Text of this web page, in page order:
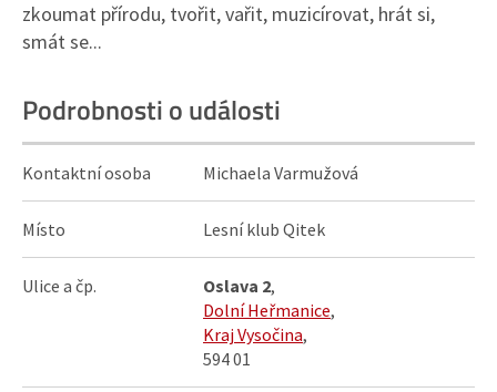
zkoumat přírodu, tvořit, vařit, muzicírovat, hrát si,
smát se...
Podrobnosti o události
Kontaktní osoba Michaela Varmužová
Místo Lesní klub Qitek
Ulice a čp. Oslava 2,
Dolní Heřmanice,
Kraj Vysočina,
594 01